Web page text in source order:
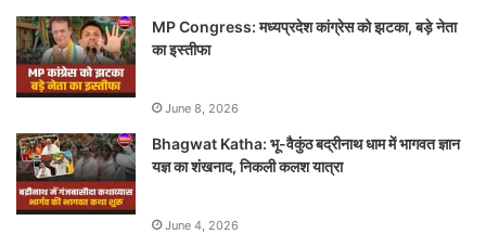
MP Congress: मध्यप्रदेश कांग्रेस को झटका, बड़े नेता
का इस्तीफा
June 8, 2026
Bhagwat Katha: भू-वैकुंठ बद्रीनाथ धाम में भागवत ज्ञान
यज्ञ का शंखनाद, निकली कलश यात्रा
June 4, 2026